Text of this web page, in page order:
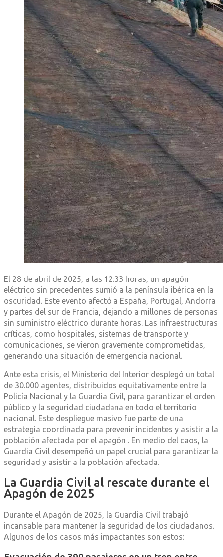
El 28 de abril de 2025, a las 12:33 horas, un apagón
eléctrico sin precedentes sumió a la península ibérica en la
oscuridad. Este evento afectó a España, Portugal, Andorra
y partes del sur de Francia, dejando a millones de personas
sin suministro eléctrico durante horas. Las infraestructuras
críticas, como hospitales, sistemas de transporte y
comunicaciones, se vieron gravemente comprometidas,
generando una situación de emergencia nacional.
Ante esta crisis, el Ministerio del Interior desplegó un total
de 30.000 agentes, distribuidos equitativamente entre la
Policía Nacional y la Guardia Civil, para garantizar el orden
público y la seguridad ciudadana en todo el territorio
nacional. Este despliegue masivo fue parte de una
estrategia coordinada para prevenir incidentes y asistir a la
población afectada por el apagón .​ En medio del caos, la
Guardia Civil desempeñó un papel crucial para garantizar la
seguridad y asistir a la población afectada.​
La Guardia Civil al rescate durante el
Apagón de 2025
Durante el Apagón de 2025, la Guardia Civil trabajó
incansable para mantener la seguridad de los ciudadanos.
Algunos de los casos más impactantes son estos: